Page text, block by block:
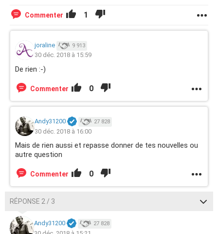
Commenter 1
joraline 9 913
30 déc. 2018 à 15:59
De rien :-)
Commenter 0
Andy31200 27 828
30 déc. 2018 à 16:00
Mais de rien aussi et repasse donner de tes nouvelles ou
autre question
Commenter 0
RÉPONSE 2 / 3
Andy31200 27 828